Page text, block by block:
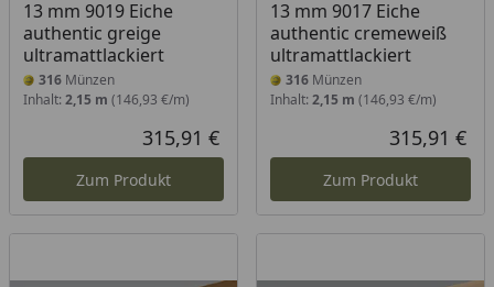
13 mm 9019 Eiche
authentic greige
ultramattlackiert
316 Münzen
Inhalt: 2,15 m (146,93 €/m)
Aktueller Preis
315,91 €
Zum Produkt
13 mm 9017 Eiche
authentic cremeweiß
ultramattlackiert
316Münzen
Inhalt: 2,15 m (146,93 €/m)
315,91 €
Zum Produkt